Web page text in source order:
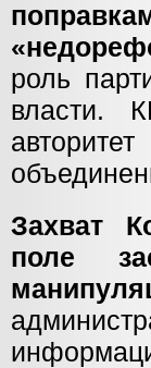
роль
власти.
Захват
поле